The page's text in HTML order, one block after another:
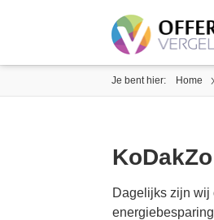
Je bent hier: Home
KoDakZo
Dagelijks zijn wij